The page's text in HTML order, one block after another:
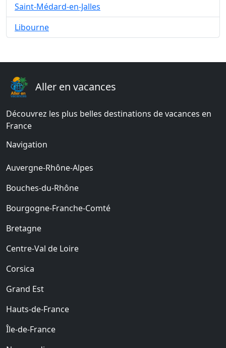
Saint-Médard-en-Jalles
Libourne
Aller en vacances
Découvrez les plus belles destinations de vacances en
France
Navigation
Auvergne-Rhône-Alpes
Bouches-du-Rhône
Bourgogne-Franche-Comté
Bretagne
Centre-Val de Loire
Corsica
Grand Est
Hauts-de-France
Île-de-France